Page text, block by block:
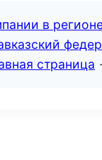
в
страница